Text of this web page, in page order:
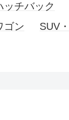
ッチバック
ゴン
SUV